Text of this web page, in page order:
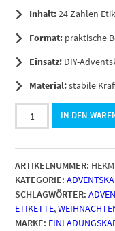
Inhalt:24 Zahlen
Format: praktische
Einsatz: DIY-
Material:stabile
Adventskalender
zum
mit
24
Tüten
und
24
weihnachtlichen
IN DEN
ARTIKELNUMMER:
KATEGORIE:
SCHLAGWÖRTER:
ETIKETTE,
MARKE: